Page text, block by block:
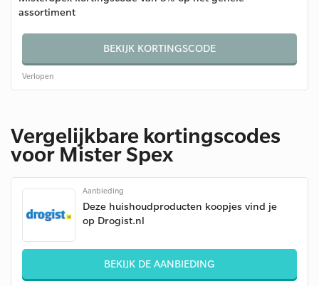
assortiment
BEKIJK KORTINGSCODE
Verlopen
Vergelijkbare kortingscodes
voor Mister Spex
Aanbieding
Deze huishoudproducten koopjes vind je
op Drogist.nl
BEKIJK DE AANBIEDING